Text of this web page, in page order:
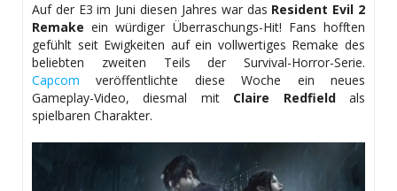
Auf der E3 im Juni diesen Jahres war das Resident Evil 2
Remake ein würdiger Überraschungs-Hit! Fans hofften
gefühlt seit Ewigkeiten auf ein vollwertiges Remake des
beliebten zweiten Teils der Survival-Horror-Serie.
Capcom veröffentlichte diese Woche ein neues
Gameplay-Video, diesmal mit Claire Redfieldals
spielbaren Charakter.